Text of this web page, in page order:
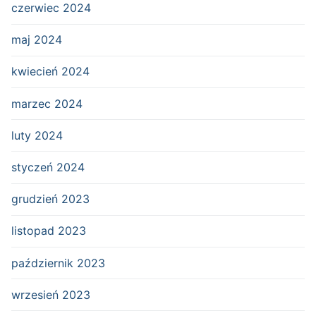
czerwiec 2024
maj 2024
kwiecień 2024
marzec 2024
luty 2024
styczeń 2024
grudzień 2023
listopad 2023
październik 2023
wrzesień 2023